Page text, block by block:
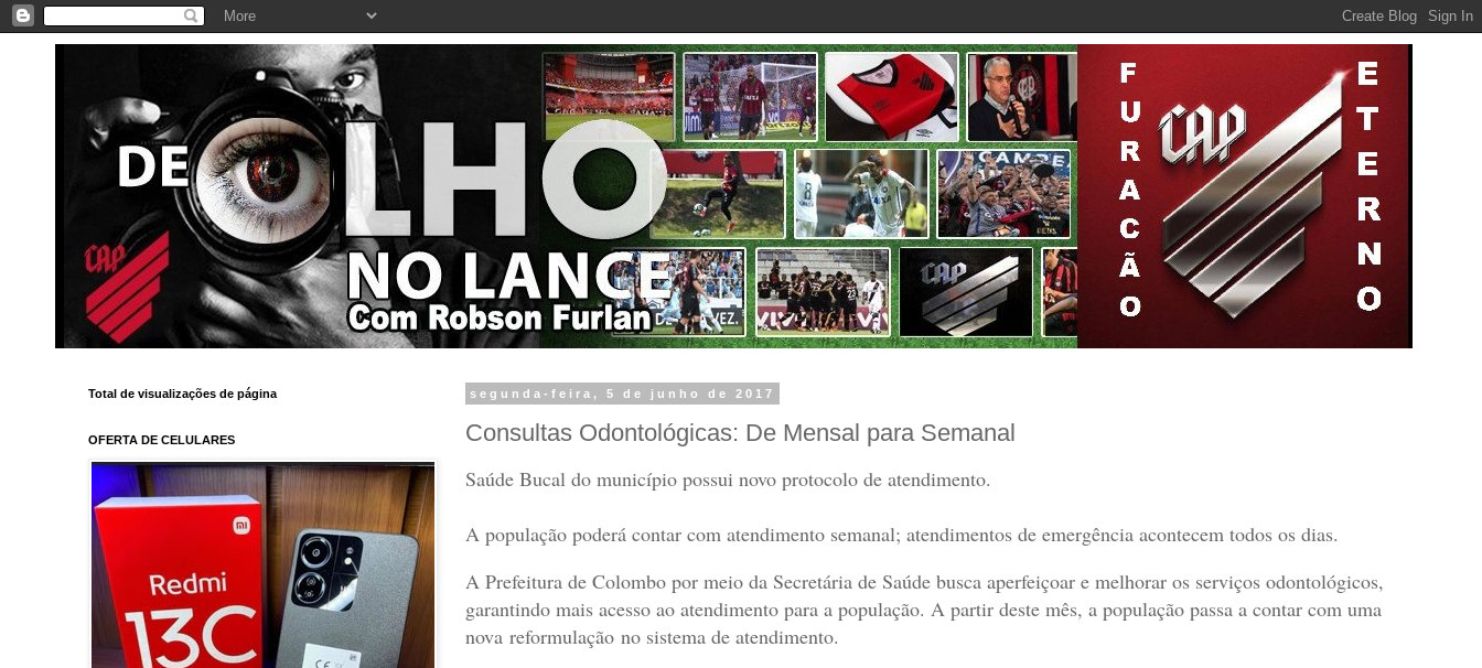
segunda-feira, 5 de junho de 2017
Consultas Odontológicas: De Mensal para Semanal
Saúde Bucal do município possui novo protocolo de atendimento.
A população poderá contar com atendimento semanal; atendimentos de emergência acontecem todos os dias.
A Prefeitura de Colombo por meio da Secretária de Saúde busca aperfeiçoar e melhorar os serviços odontológicos,
garantindo mais acesso ao atendimento para a população. A partir deste mês, a população passa a contar com uma
nova reformulação no sistema de atendimento.
Total de visualizações de página
OFERTA DE CELULARES